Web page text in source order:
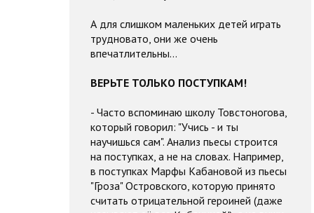
А для слишком маленьких детей играть
трудновато, они же очень
впечатлительны...
ВЕРЬТЕ ТОЛЬКО ПОСТУПКАМ!
- Часто вспоминаю школу Товстоногова,
который говорил: "Учись - и ты
научишься сам". Анализ пьесы строится
на поступках, а не на словах. Например,
в поступках Марфы Кабановой из пьесы
"Гроза" Островского, которую принято
считать отрицательной героиней (даже